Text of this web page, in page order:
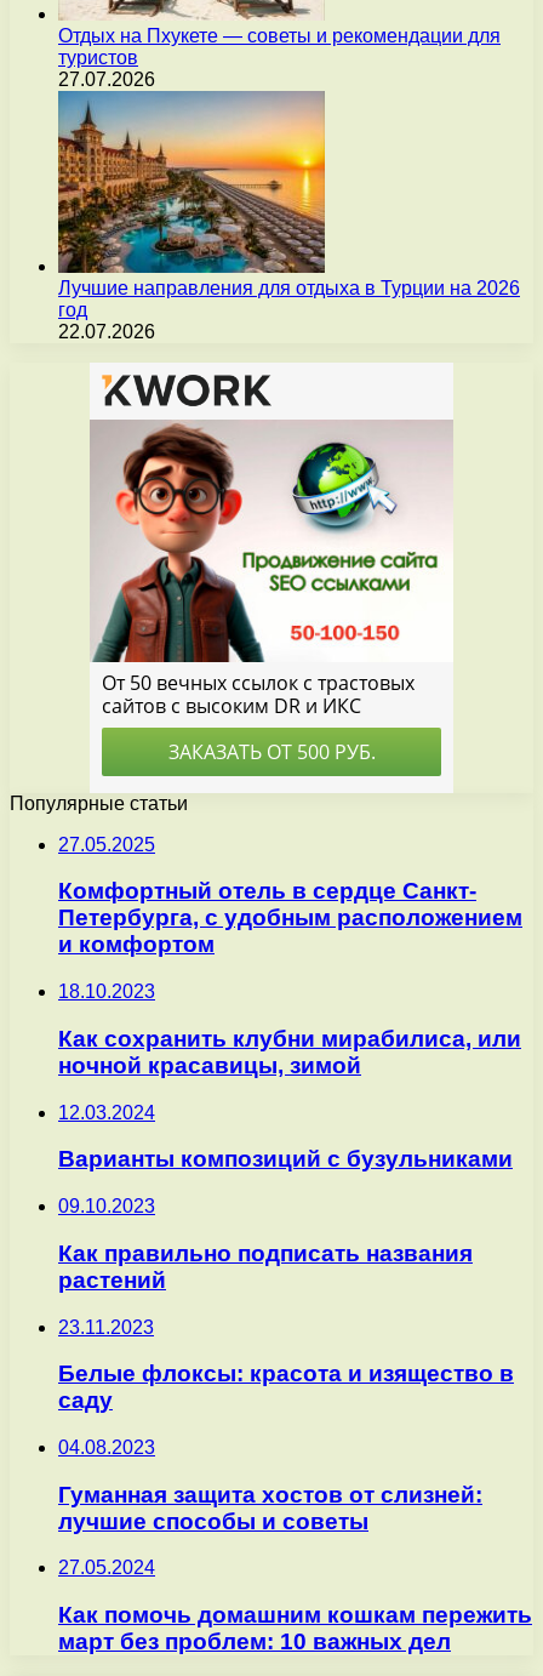
Отдых на Пхукете — советы и рекомендации для
туристов
27.07.2026
Лучшие направления для отдыха в Турции на 2026
год
22.07.2026
Популярные статьи
27.05.2025
Комфортный отель в сердце Санкт-
Петербурга, с удобным расположением
и комфортом
18.10.2023
Как сохранить клубни мирабилиса, или
ночной красавицы, зимой
12.03.2024
Варианты композиций с бузульниками
09.10.2023
Как правильно подписать названия
растений
23.11.2023
Белые флоксы: красота и изящество в
саду
04.08.2023
Гуманная защита хостов от слизней:
лучшие способы и советы
27.05.2024
Как помочь домашним кошкам пережить
март без проблем: 10 важных дел